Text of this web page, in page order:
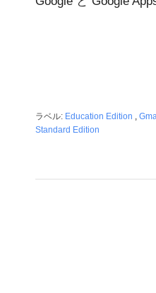
ラベル: Education Edition ,
Standard Edition